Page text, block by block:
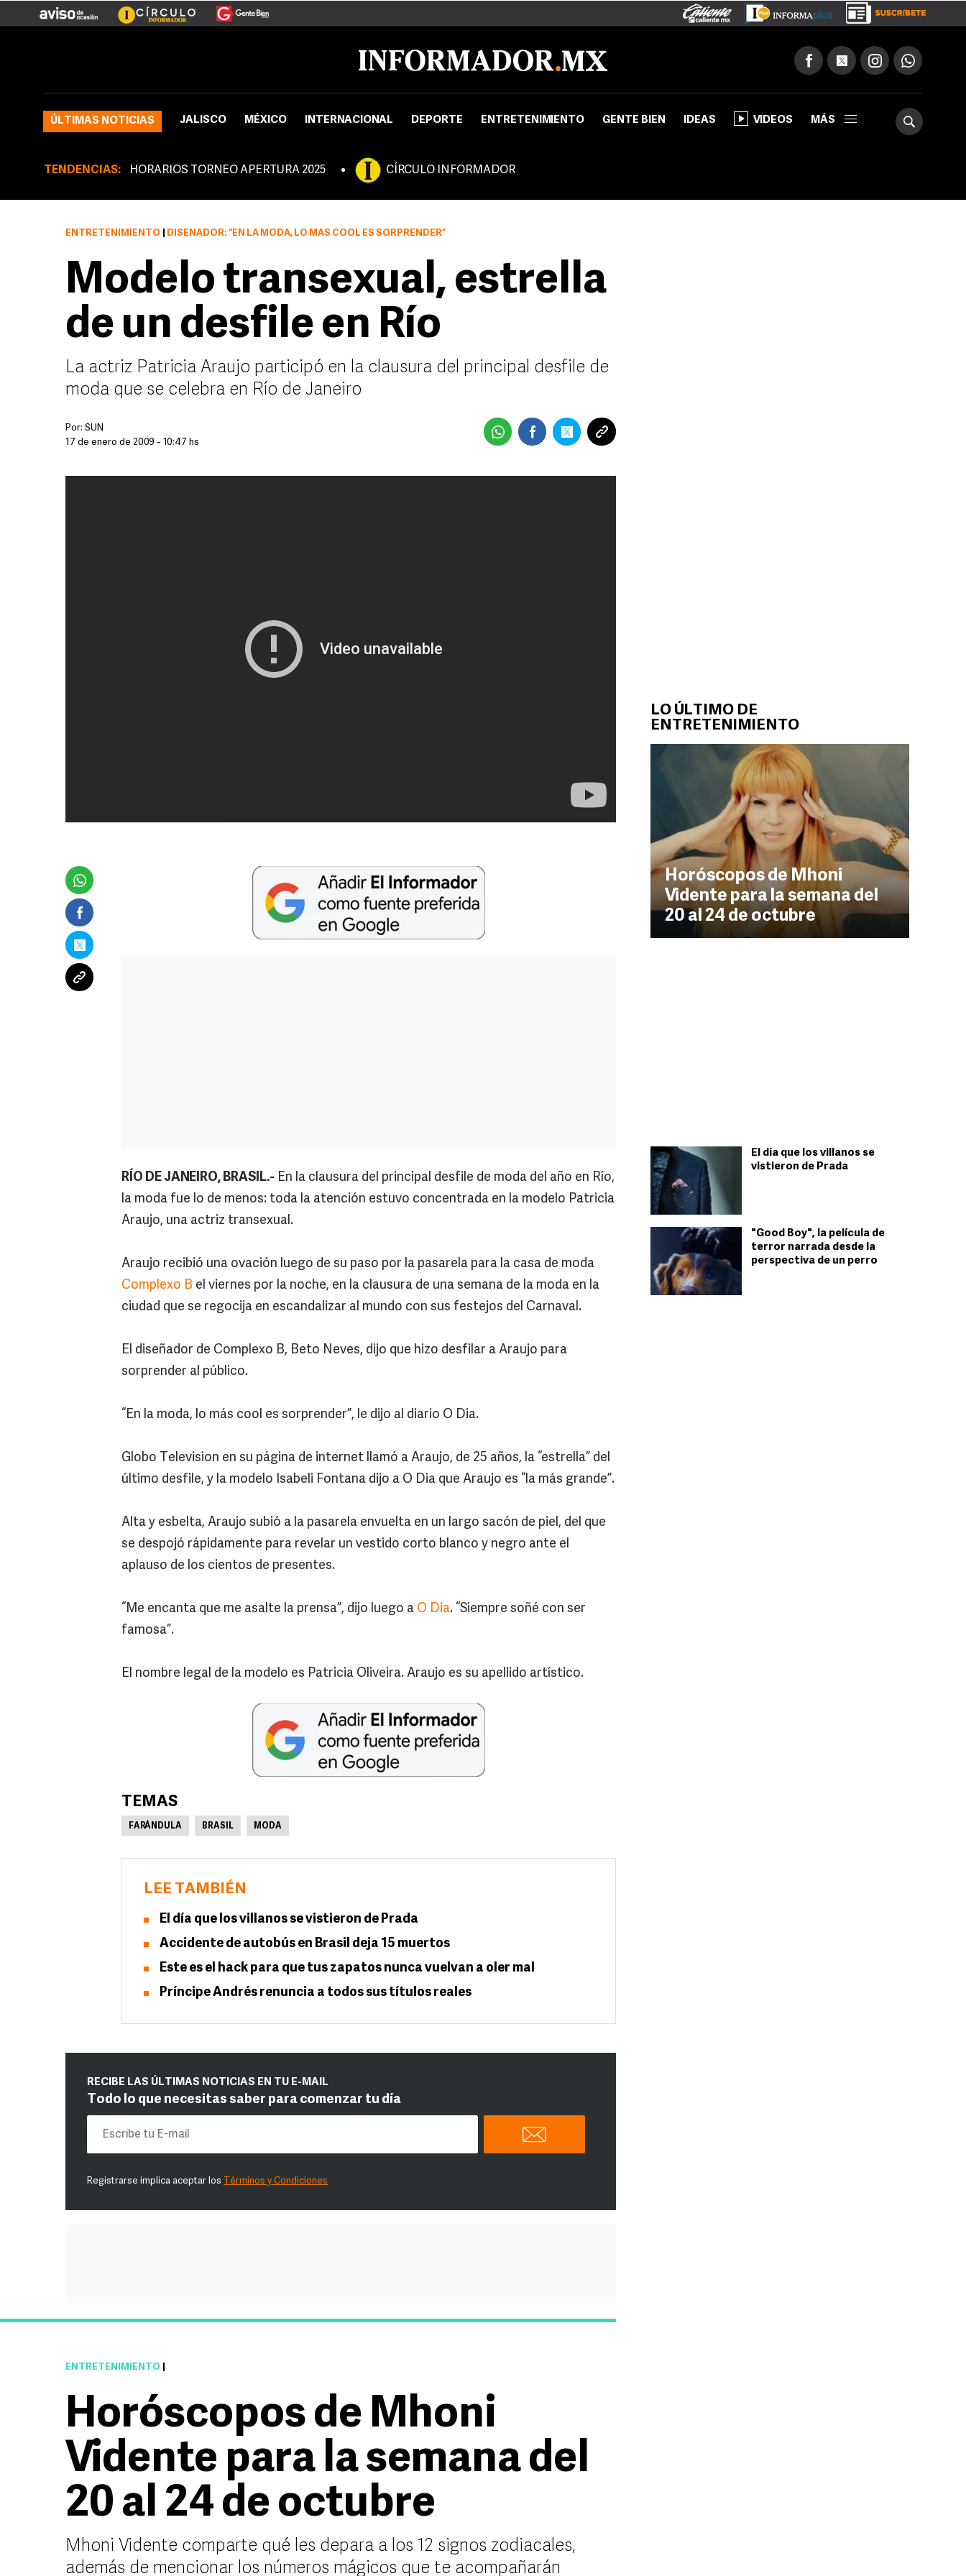
ÚLTIMAS NOTICIAS JALISCO MÉXICO INTERNACIONAL DEPORTE ENTRETENIMIENTO GENTE BIEN IDEAS VIDEOS MÁS
TENDENCIAS: HORARIOS TORNEO APERTURA 2025 CÍRCULO INFORMADOR
LO ÚLTIMO DE
ENTRETENIMIENTO
Horóscopos de Mhoni
Vidente para la semana del
20 al 24 de octubre
El día que los villanos se
vistieron de Prada
"Good Boy", la película de
terror narrada desde la
perspectiva de un perro
ENTRETENIMIENTO DISEÑADOR: “EN LA MODA, LO MÁS COOL ES SORPRENDER”
Modelo transexual, estrella
de un desfile en Río
La actriz Patricia Araujo participó en la clausura del principal desfile de
moda que se celebra en Río de Janeiro
Por: SUN
17 de enero de 2009 - 10:47 hs
RÍO DE JANEIRO, BRASIL.- En la clausura del principal desfile de moda del año en Río,
la moda fue lo de menos: toda la atención estuvo concentrada en la modelo Patricia
Araujo, una actriz transexual.
Araujo recibió una ovación luego de su paso por la pasarela para la casa de moda
Complexo B el viernes por la noche, en la clausura de una semana de la moda en la
ciudad que se regocija en escandalizar al mundo con sus festejos del Carnaval.
El diseñador de Complexo B, Beto Neves, dijo que hizo desfilar a Araujo para
sorprender al público.
“En la moda, lo más cool es sorprender”, le dijo al diario O Dia.
Globo Television en su página de internet llamó a Araujo, de 25 años, la “estrella” del
último desfile, y la modelo Isabeli Fontana dijo a O Dia que Araujo es “la más grande”.
Alta y esbelta, Araujo subió a la pasarela envuelta en un largo sacón de piel, del que
se despojó rápidamente para revelar un vestido corto blanco y negro ante el
aplauso de los cientos de presentes.
“Me encanta que me asalte la prensa”, dijo luego a O Dia. “Siempre soñé con ser
famosa”.
El nombre legal de la modelo es Patricia Oliveira. Araujo es su apellido artístico.
TEMAS
FARÁNDULA BRASIL MODA
LEE TAMBIÉN
El día que los villanos se vistieron de Prada
Accidente de autobús en Brasil deja 15 muertos
Este es el hack para que tus zapatos nunca vuelvan a oler mal
Príncipe Andrés renuncia a todos sus títulos reales
RECIBE LAS ÚLTIMAS NOTICIAS EN TU E-MAIL
Todo lo que necesitas saber para comenzar tu día
Registrarse implica aceptar los Términos y Condiciones
ENTRETENIMIENTO
Horóscopos de Mhoni
Vidente para la semana del
20 al 24 de octubre
Mhoni Vidente comparte qué les depara a los 12 signos zodiacales,
además de mencionar los números mágicos que te acompañarán